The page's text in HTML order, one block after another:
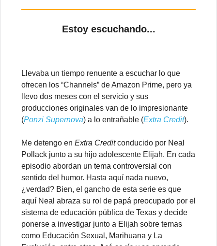
Estoy escuchando...
Llevaba un tiempo renuente a escuchar lo que
ofrecen los “Channels” de Amazon Prime, pero ya
llevo dos meses con el servicio y sus
producciones originales van de lo impresionante
(Ponzi Supernova) a lo entrañable (Extra Credit).
Me detengo en Extra Creditconducido por Neal
Pollack junto a su hijo adolescente Elijah. En cada
episodio abordan un tema controversial con
sentido del humor. Hasta aquí nada nuevo,
¿verdad? Bien, el gancho de esta serie es que
aquí Neal abraza su rol de papá preocupado por el
sistema de educación pública de Texas y decide
ponerse a investigar junto a Elijah sobre temas
como Educación Sexual, Marihuana y La